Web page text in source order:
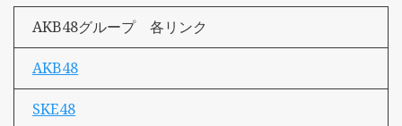
AKB48グループ 各リンク
AKB48
SKE48